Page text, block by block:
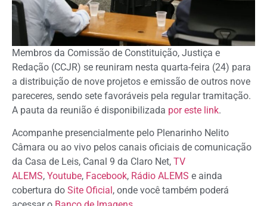
Membros da Comissão de Constituição, Justiça e
Redação (CCJR) se reuniram nesta quarta-feira (24) para
a distribuição de nove projetos e emissão de outros nove
pareceres, sendo sete favoráveis pela regular tramitação.
A pauta da reunião é disponibilizada por este link.
Acompanhe presencialmente pelo Plenarinho Nelito
Câmara ou ao vivo pelos canais oficiais de comunicação
da Casa de Leis, Canal 9 da Claro Net, TV
ALEMS, Youtube, Facebook, Rádio ALEMS e ainda
cobertura do Site Oficial, onde você também poderá